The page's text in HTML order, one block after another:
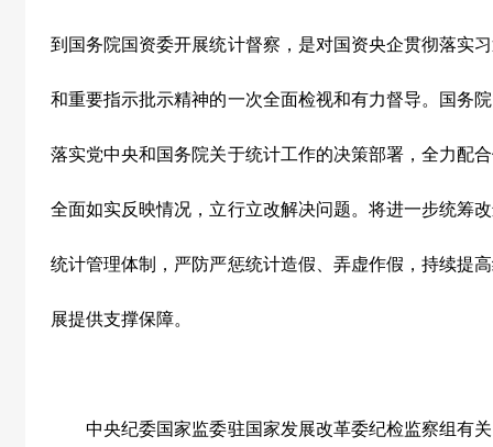
到国务院国资委开展统计督察，是对国资央企贯彻落实
和重要指示批示精神的一次全面检视和有力督导。国务
落实党中央和国务院关于统计工作的决策部署，全力配
全面如实反映情况，立行立改解决问题。将进一步统筹
统计管理体制，严防严惩统计造假、弄虚作假，持续提
展提供支撑保障。
中央纪委国家监委驻国家发展改革委纪检监察组有关